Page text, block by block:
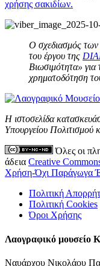
χρήσης σακιδίων.
Ο σχεδιασμός των
του έργου της
Βιωσιμότητα»
χρηματοδότηση
Η ιστοσελίδα
Υπουργείου Πολιτισμού
Όλες οι
άδεια Creative
Χρήση-Όχι Παράγωγα
Πολιτική
Πολιτική Cookies
Όροι Χρήσης
Λαογραφικό μουσείο
Ναυάρχου Νικολάου